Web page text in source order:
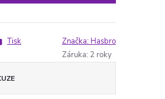
Tisk Značka: Hasbro
Záruka: 2 roky